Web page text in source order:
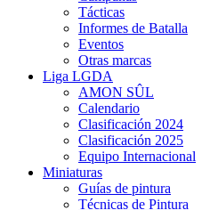
Tácticas
Informes de Batalla
Eventos
Otras marcas
Liga LGDA
AMON SÛL
Calendario
Clasificación 2024
Clasificación 2025
Equipo Internacional
Miniaturas
Guías de pintura
Técnicas de Pintura